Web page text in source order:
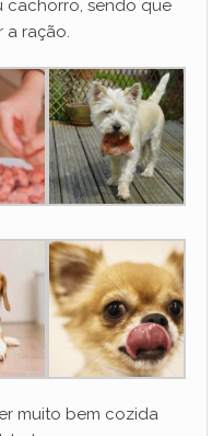
cachorro, sendo que
a ração.
muito bem cozida